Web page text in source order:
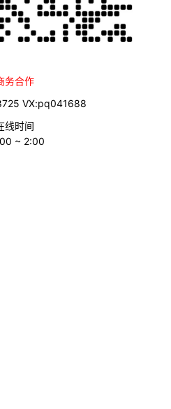
flyingV
Madspace
务合作
VX:pq041688
线时间
~ 2:00